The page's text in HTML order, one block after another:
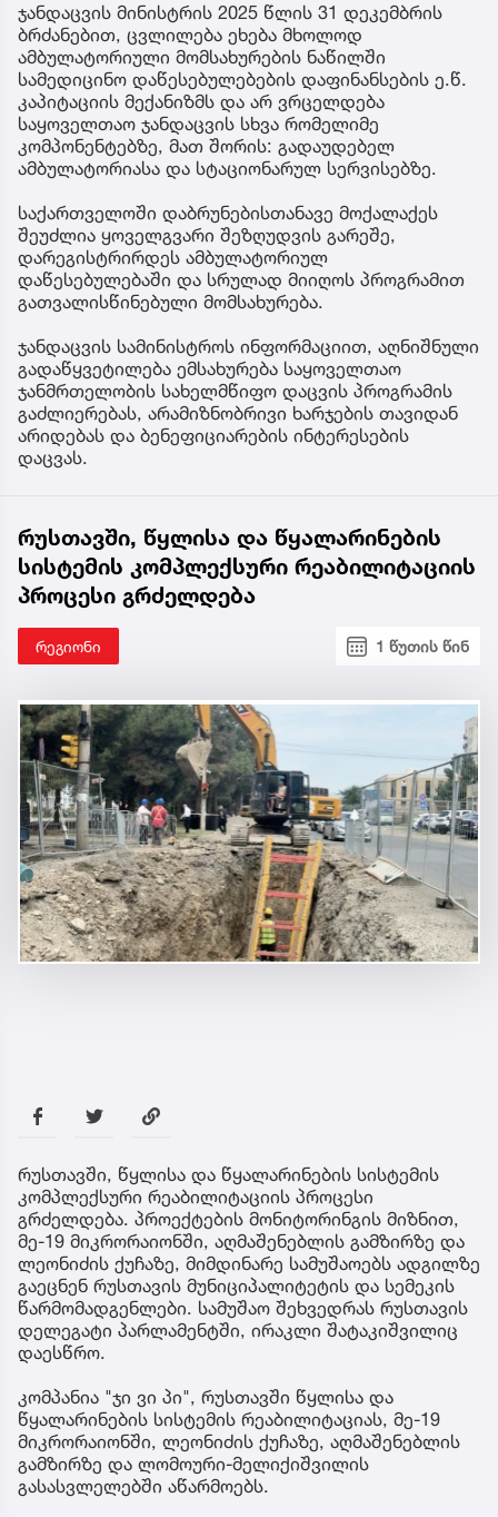
ჯანდაცვის მინისტრის 2025 წლის 31 დეკემბრის
ბრძანებით, ცვლილება ეხება მხოლოდ
ამბულატორიული მომსახურების ნაწილში
სამედიცინო დაწესებულებების დაფინანსების ე.წ.
კაპიტაციის მექანიზმს და არ ვრცელდება
საყოველთაო ჯანდაცვის სხვა რომელიმე
კომპონენტებზე, მათ შორის: გადაუდებელ
ამბულატორიასა და სტაციონარულ სერვისებზე.
საქართველოში დაბრუნებისთანავე მოქალაქეს
შეუძლია ყოველგვარი შეზღუდვის გარეშე,
დარეგისტრირდეს ამბულატორიულ
დაწესებულებაში და სრულად მიიღოს პროგრამით
გათვალისწინებული მომსახურება.
ჯანდაცვის სამინისტროს ინფორმაციით, აღნიშნული
გადაწყვეტილება ემსახურება საყოველთაო
ჯანმრთელობის სახელმწიფო დაცვის პროგრამის
გაძლიერებას, არამიზნობრივი ხარჯების თავიდან
არიდებას და ბენეფიციარების ინტერესების
დაცვას.
რუსთავში, წყლისა და წყალარინების
სისტემის კომპლექსური რეაბილიტაციის
პროცესი გრძელდება
რეგიონი 1 წუთის წინ
რუსთავში, წყლისა და წყალარინების სისტემის
კომპლექსური რეაბილიტაციის პროცესი
გრძელდება. პროექტების მონიტორინგის მიზნით,
მე-19 მიკრორაიონში, აღმაშენებლის გამზირზე და
ლეონიძის ქუჩაზე, მიმდინარე სამუშაოებს ადგილზე
გაეცნენ რუსთავის მუნიციპალიტეტის და სემეკის
წარმომადგენლები. სამუშაო შეხვედრას რუსთავის
დელეგატი პარლამენტში, ირაკლი შატაკიშვილიც
დაესწრო.
კომპანია "ჯი ვი პი", რუსთავში წყლისა და
წყალარინების სისტემის რეაბილიტაციას, მე-19
მიკრორაიონში, ლეონიძის ქუჩაზე, აღმაშენებლის
გამზირზე და ლომოური-მელიქიშვილის
გასასვლელებში აწარმოებს.